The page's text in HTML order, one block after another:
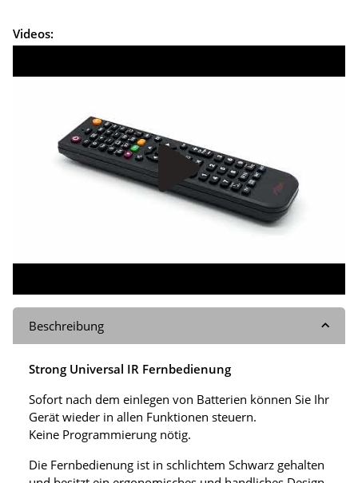
Videos:
Beschreibung
Strong Universal IR Fernbedienung
Sofort nach dem einlegen von Batterien können Sie Ihr
Gerät wieder in allen Funktionen steuern.
Keine Programmierung nötig.
Die Fernbedienung ist in schlichtem Schwarz gehalten